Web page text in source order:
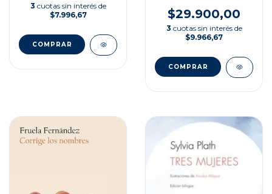
3 cuotas sin interés de
$7.996,67
$29.900,00
3 cuotas sin interés de
$9.966,67